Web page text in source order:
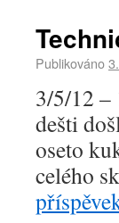
Publikováno
3/5/12 –
dešti
oseto
celého